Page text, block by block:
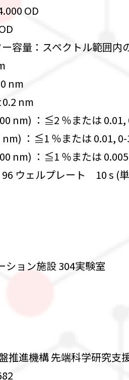
OD
容量：スペクトル範囲
nm
nm
nm) ：≦2 ％または 0.01,
nm) ：≦1 ％または 0.01, 0-
nm) ：≦1 ％または
96 ウェルプレート 10 s (
ション施設 304実験室
推進機構 先端科学研究支